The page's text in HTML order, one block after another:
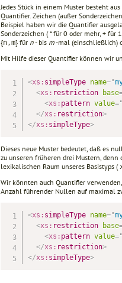
Jedes Stück in einem Muster besteht
Quantifier. Zeichen (außer
Beispiel haben wir die Quantifier
Sonderzeichen ( * für 0 oder mehr, +
{n,m} für n- bis m-mal (einschließlich)
Mit Hilfe dieser Quantifier können wir
<xs: simpleType name="
<xs: restriction base
<xs: pattern value=
</xs: restriction>
</xs: simpleType>
Dieses neue Muster bedeutet, daß es
zu unseren früheren drei Mustern,
lexikalischen Raum unseres Basistyps (
Wir könnten auch Quantifier
Anzahl führender Nullen auf maximal
<xs: simpleType name="
<xs: restriction base
<xs: pattern value=
</xs: restriction>
</xs: simpleType>